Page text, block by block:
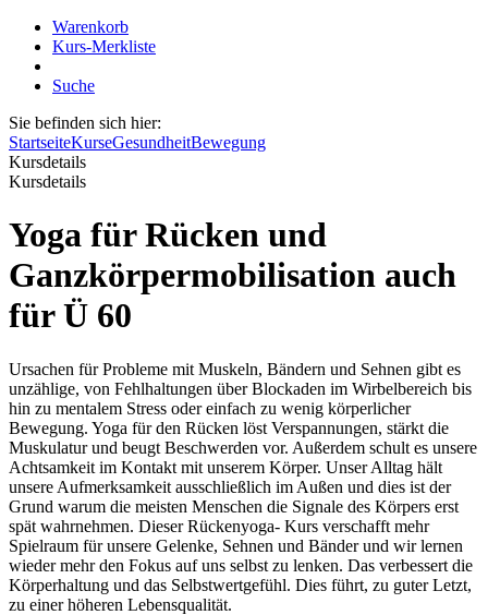
Warenkorb
Kurs-Merkliste
Suche
Sie befinden sich hier:
StartseiteKurseGesundheitBewegung
Kursdetails
Kursdetails
Yoga für Rücken und
Ganzkörpermobilisation auch
für Ü 60
Ursachen für Probleme mit Muskeln, Bändern und Sehnen gibt es
unzählige, von Fehlhaltungen über Blockaden im Wirbelbereich bis
hin zu mentalem Stress oder einfach zu wenig körperlicher
Bewegung. Yoga für den Rücken löst Verspannungen, stärkt die
Muskulatur und beugt Beschwerden vor. Außerdem schult es unsere
Achtsamkeit im Kontakt mit unserem Körper. Unser Alltag hält
unsere Aufmerksamkeit ausschließlich im Außen und dies ist der
Grund warum die meisten Menschen die Signale des Körpers erst
spät wahrnehmen. Dieser Rückenyoga- Kurs verschafft mehr
Spielraum für unsere Gelenke, Sehnen und Bänder und wir lernen
wieder mehr den Fokus auf uns selbst zu lenken. Das verbessert die
Körperhaltung und das Selbstwertgefühl. Dies führt, zu guter Letzt,
zu einer höheren Lebensqualität.